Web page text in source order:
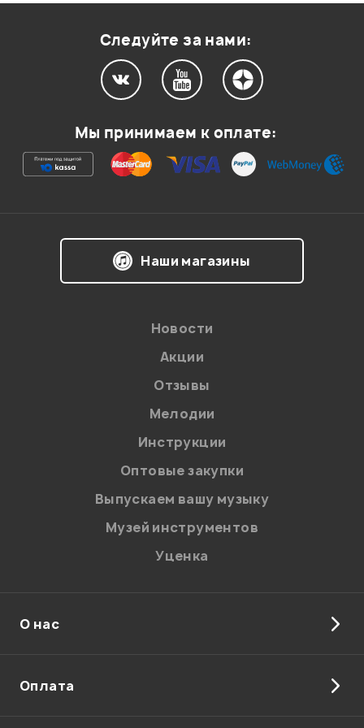
Ваша оценка:
на обработку персональных данных в
Политикой в отношении обработки
персональных данных.
Введите проверочное число:
Отправить
Следуйте за нами:
Мы принимаем к оплате:
Наши магазины
Новости
Акции
Отзывы
Мелодии
Инструкции
Оптовые закупки
Выпускаем вашу музыку
Музей инструментов
Уценка
О нас
Оплата